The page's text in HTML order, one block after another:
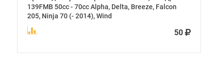
139FMB 50cc - 70cc Alpha, Delta, Breeze, Falcon
205, Ninja 70 (- 2014), Wind
50